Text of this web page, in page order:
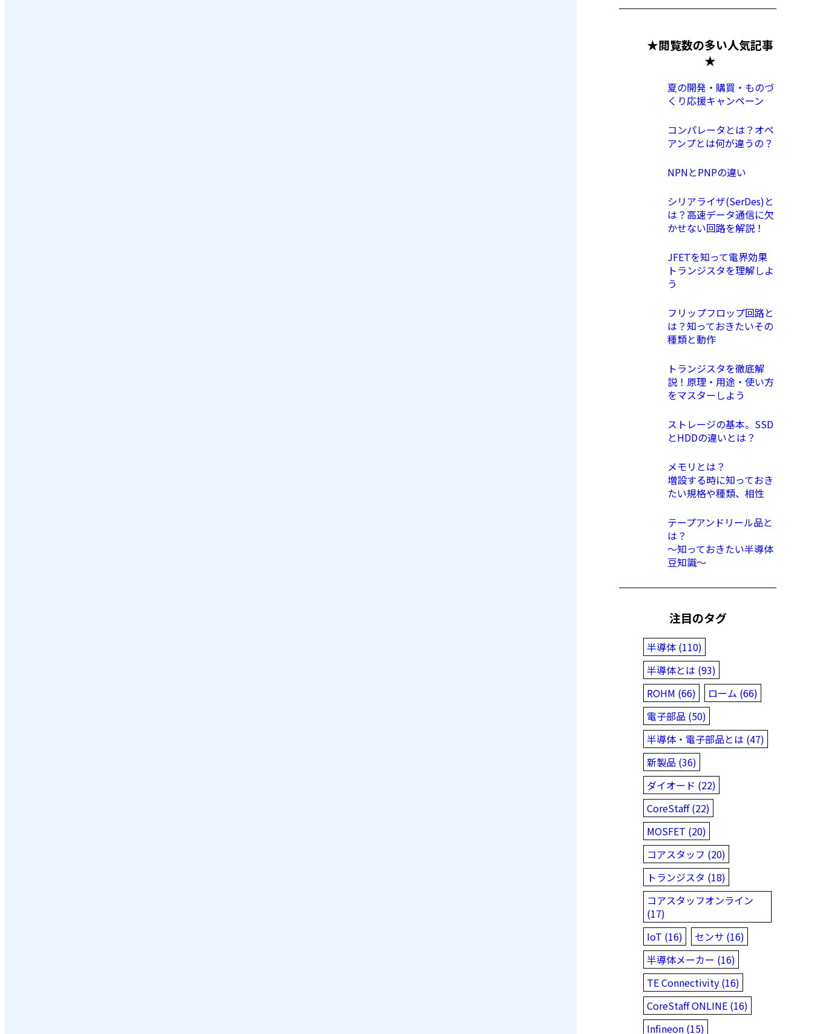
★閲覧数の多い人気記事
★
夏の開発・購買・ものづ
くり応援キャンペーン
コンパレータとは？オペ
アンプとは何が違うの？
NPNとPNPの違い
シリアライザ(SerDes)と
は？高速データ通信に欠
かせない回路を解説！
JFETを知って電界効果
トランジスタを理解しよ
う
フリップフロップ回路と
は？知っておきたいその
種類と動作
トランジスタを徹底解
説！原理・用途・使い方
をマスターしよう
ストレージの基本。SSD
とHDDの違いとは？
メモリとは？
増設する時に知っておき
たい規格や種類、相性
テープアンドリール品と
は？
〜知っておきたい半導体
豆知識〜
注目のタグ
半導体 (110)
半導体とは (93)
ROHM (66)
ローム (66)
電子部品 (50)
半導体・電子部品とは (47)
新製品 (36)
ダイオード (22)
CoreStaff (22)
MOSFET (20)
コアスタッフ (20)
トランジスタ (18)
コアスタッフオンライン
(17)
IoT (16)
センサ (16)
半導体メーカー (16)
TE Connectivity (16)
CoreStaff ONLINE (16)
Infineon (15)